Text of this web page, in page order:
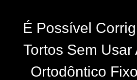
É Possível
Tortos Sem Usar
Ortodôntico